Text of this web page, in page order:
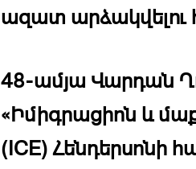
ազատ արձակվելու
48-ամյա Վարդան
«Իմիգրացիոն և
(ICE) Հենդերսոնի